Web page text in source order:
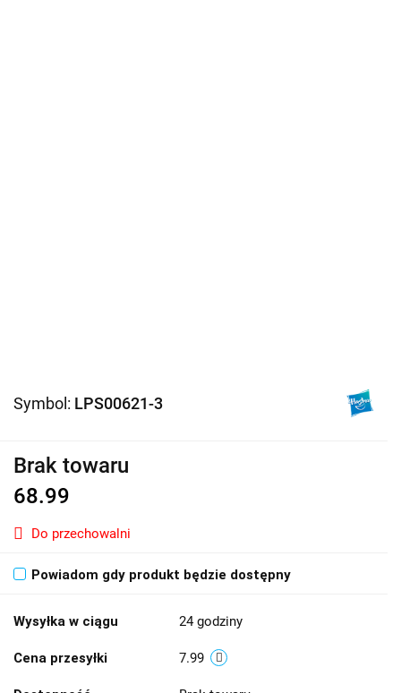
Symbol: LPS00621-3
Brak towaru
68.99
Do przechowalni
Powiadom gdy produkt będzie dostępny
Wysyłka w ciągu 24 godziny
Cena przesyłki 7.99